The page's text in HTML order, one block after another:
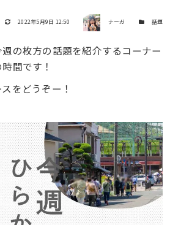
更新日
2022年5月9日 12:50 著者 ナーガ カテゴリー
話題
の枚方の話題を紹介するコーナー
時間です！
をどうぞー！